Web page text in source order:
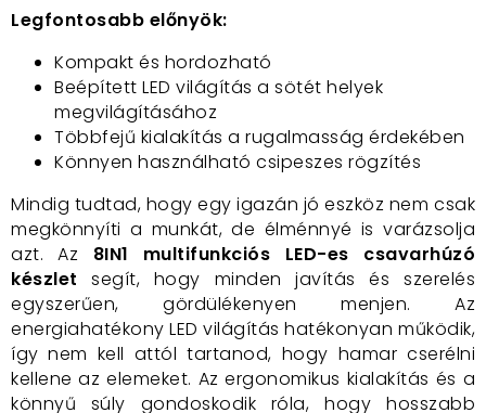
Legfontosabb előnyök:
Kompakt és hordozható
Beépített LED világítás a sötét helyek
megvilágításához
Többfejű kialakítás a rugalmasság érdekében
Könnyen használható csipeszes rögzítés
Mindig tudtad, hogy egy igazán jó eszköz nem csak
megkönnyíti a munkát, de élménnyé is varázsolja
azt. Az 8IN1 multifunkciós LED-es csavarhúzó
készlet segít, hogy minden javítás és szerelés
egyszerűen, gördülékenyen menjen. Az
energiahatékony LED világítás hatékonyan működik,
így nem kell attól tartanod, hogy hamar cserélni
kellene az elemeket. Az ergonomikus kialakítás és a
könnyű súly gondoskodik róla, hogy hosszabb